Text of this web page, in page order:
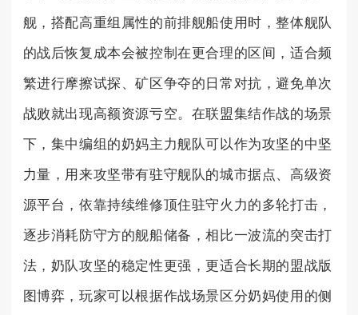
舰，搭配高重组属性的前排舰船使用时，整体舰队
的战后恢复成本会被控制在更合理的区间，适合频
繁进行摩擦试探、矿区争夺的日常对抗，避免单次
战败就出现高额资源亏空。在联盟集结作战的场景
下，集中编组的奶妈主力舰队可以作为攻坚的中坚
力量，用来攻坚带有驻守舰队的城市据点、高级资
源平台，依靠持续维修顶住驻守火力的多轮打击，
逐步消耗防守方的舰船储备，相比一波流的突击打
法，奶队攻坚的稳定性更强，更适合长期的盟战版
图博弈，玩家可以根据作战场景区分奶妈使用的侧